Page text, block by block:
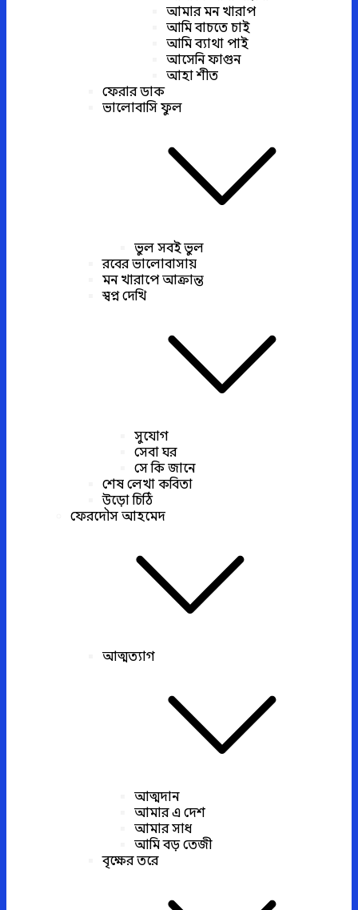
আমার মন খারাপ
আমি বাচতে চাই
আমি ব্যাথা পাই
আসেনি ফাগুন
আহা শীত
ফেরার ডাক
ভালোবাসি ফুল
ভুল সবই ভুল
রবের ভালোবাসায়
মন খারাপে আক্রান্ত
স্বপ্ন দেখি
সুযোগ
সেবা ঘর
সে কি জানে
শেষ লেখা কবিতা
উড়ো চিঠি
ফেরদৌস আহমেদ
আত্মত্যাগ
আত্মদান
আমার এ দেশ
আমার সাধ
আমি বড় তেজী
বৃক্ষের তরে